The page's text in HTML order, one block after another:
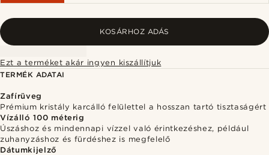
KOSÁRHOZ ADÁS
Ezt a terméket akár ingyen kiszállítjuk
TERMÉK ADATAI
Zafírüveg
Prémium kristály karcálló felülettel a hosszan tartó tisztaságért
Vízálló 100 méterig
Úszáshoz és mindennapi vízzel való érintkezéshez, például
zuhanyzáshoz és fürdéshez is megfelelő
Dátumkijelző